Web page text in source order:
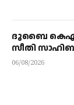
ദുബൈ
സീതി
06/08/2026